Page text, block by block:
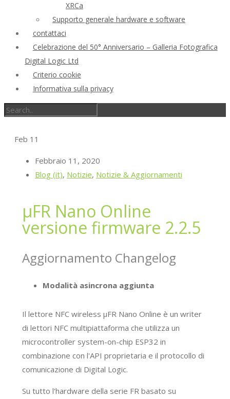
XRCa
Supporto generale hardware e software
contattaci
Celebrazione del 50° Anniversario – Galleria Fotografica
Digital Logic Ltd
Criterio cookie
Informativa sulla privacy
Feb 11
Febbraio 11, 2020
Blog (it), Notizie, Notizie & Aggiornamenti
μFR Nano Online
versione firmware 2.2.5
Aggiornamento Changelog
Modalità asincrona aggiunta
Il lettore NFC wireless μFR Nano Online è un writer
di lettori NFC multipiattaforma che utilizza un
microcontroller system-on-chip ESP32 in
combinazione con l'API proprietaria e il protocollo di
comunicazione di Digital Logic.
Su tutto l'hardware della serie FR basato su